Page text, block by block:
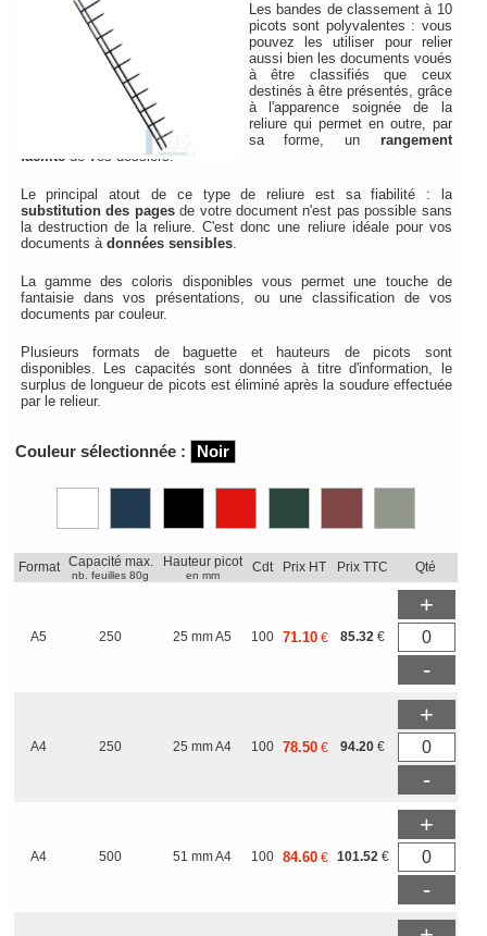
Les bandes de classement à 10
picots sont polyvalentes : vous
pouvez les utiliser pour relier
aussi bien les documents voués
à être classifiés que ceux
destinés à être présentés, grâce
à l'apparence soignée de la
reliure qui permet en outre, par
sa forme, un rangement
facilitéde vos dossiers.
Le principal atout de ce type de reliure est sa fiabilité : la
substitution des pagesde votre document n'est pas possible sans
la destruction de la reliure. C'est donc une reliure idéale pour vos
documents à données sensibles.
La gamme des coloris disponibles vous permet une touche de
fantaisie dans vos présentations, ou une classification de vos
documents par couleur.
Plusieurs formats de baguette et hauteurs de picots sont
disponibles. Les capacités sont données à titre d'information, le
surplus de longueur de picots est éliminé après la soudure effectuée
par le relieur.
Couleur sélectionnée : Noir
Format Capacité max.
nb. feuilles 80g
Hauteur picot
en mm
Cdt Prix HT Prix TTC Qté
A5 250 25 mm A5 100 71.10 € 85.32 €
+
-
A4 250 25 mm A4 100 78.50 € 94.20 €
+
-
A4 500 51 mm A4 100 84.60 € 101.52€
+
-